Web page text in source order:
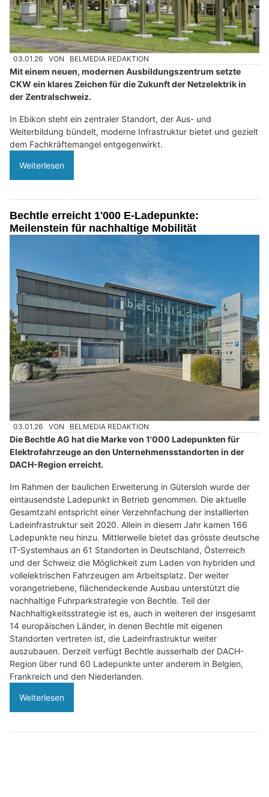
03.01.26 VON BELMEDIA REDAKTION
Mit einem neuen, modernen Ausbildungszentrum setzte
CKW ein klares Zeichen für die Zukunft der Netzelektrik in
der Zentralschweiz.
In Ebikon steht ein zentraler Standort, der Aus- und
Weiterbildung bündelt, moderne Infrastruktur bietet und gezielt
dem Fachkräftemangel entgegenwirkt.
Weiterlesen
Bechtle erreicht 1'000 E-Ladepunkte:
Meilenstein für nachhaltige Mobilität
03.01.26 VON BELMEDIA REDAKTION
Die Bechtle AG hat die Marke von 1'000 Ladepunkten für
Elektrofahrzeuge an den Unternehmensstandorten in der
DACH-Region erreicht.
Im Rahmen der baulichen Erweiterung in Gütersloh wurde der
eintausendste Ladepunkt in Betrieb genommen. Die aktuelle
Gesamtzahl entspricht einer Verzehnfachung der installierten
Ladeinfrastruktur seit 2020. Allein in diesem Jahr kamen 166
Ladepunkte neu hinzu. Mittlerweile bietet das grösste deutsche
IT-Systemhaus an 61 Standorten in Deutschland, Österreich
und der Schweiz die Möglichkeit zum Laden von hybriden und
vollelektrischen Fahrzeugen am Arbeitsplatz. Der weiter
vorangetriebene, flächendeckende Ausbau unterstützt die
nachhaltige Fuhrparkstrategie von Bechtle. Teil der
Nachhaltigkeitsstrategie ist es, auch in weiteren der insgesamt
14 europäischen Länder, in denen Bechtle mit eigenen
Standorten vertreten ist, die Ladeinfrastruktur weiter
auszubauen. Derzeit verfügt Bechtle ausserhalb der DACH-
Region über rund 60 Ladepunkte unter anderem in Belgien,
Frankreich und den Niederlanden.
Weiterlesen